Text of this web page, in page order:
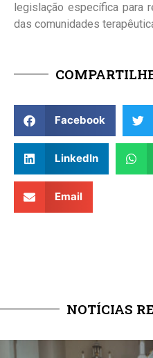
legislação específica para
das comunidades
Facebook
LinkedIn
Email
NOTÍCIAS